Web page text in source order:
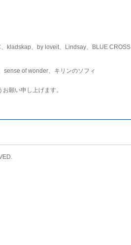
kladskap、by loveit、Lindsay、BLUE CROSS
of wonder、キリンのソフィ
願い申し上げます。